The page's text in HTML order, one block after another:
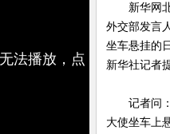
法播放，点
新华网北
外交部发言
坐车悬挂的
新华社记者
记者问：
大使坐车上